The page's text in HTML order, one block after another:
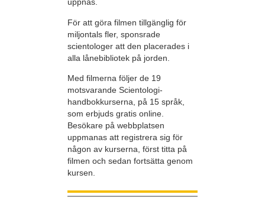
uppnås.
För att göra filmen tillgänglig för
miljontals fler, sponsrade
scientologer att den placerades i
alla lånebibliotek på jorden.
Med filmerna följer de 19
motsvarande Scientologi-
handbokkurserna, på 15 språk,
som erbjuds gratis online.
Besökare på webbplatsen
uppmanas att registrera sig för
någon av kurserna, först titta på
filmen och sedan fortsätta genom
kursen.